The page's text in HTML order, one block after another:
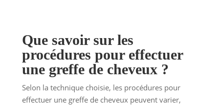
Que savoir sur les
procédures pour effectuer
une greffe de cheveux ?
Selon la technique choisie, les procédures pour
effectuer une greffe de cheveux peuvent varier,